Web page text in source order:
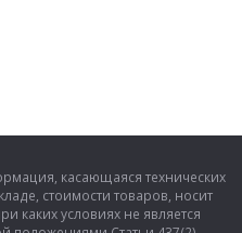
касающаяся технических
стоимости товаров, носит
каких условиях не является